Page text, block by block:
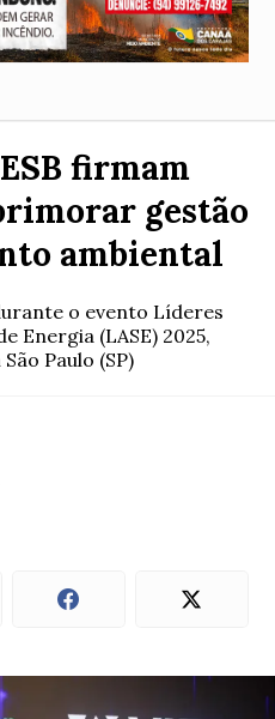
firmam
gestão
ambiental
o evento Líderes
Energia (LASE) 2025,
Paulo (SP)